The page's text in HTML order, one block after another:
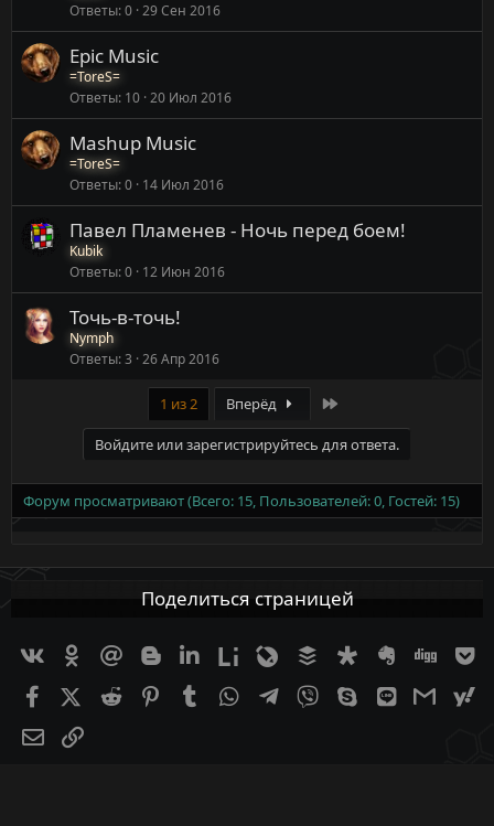
Ответы 0 29 Сен 2016
Epic Music
=ToreS=
Ответы 10 20 Июл 2016
Mashup Music
=ToreS=
Ответы 0 14 Июл 2016
Павел Пламенев - Ночь перед боем!
Kubik
Ответы 0 12 Июн 2016
Точь-в-точь!
Nymph
Ответы 3 26 Апр 2016
1 из 2 Вперёд
Войдите или зарегистрируйтесь для ответа.
Форум просматривают (Всего: 15, Пользователей: 0, Гостей: 15)
Поделиться страницей
ВконтактеОдноклассники
Mail.ru BloggerLinkedin
LiveinternetLivejournal
Buffer DiasporaEvernote
Digg
FacebookX (Twitter)
Reddit PinterestTumblr WhatsAppTelegram
Viber Skype LineGmail
Электронная почта